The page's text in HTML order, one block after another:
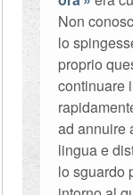
Non
lo
proprio
continuare
ad annuire
lingua e
lo sguardo